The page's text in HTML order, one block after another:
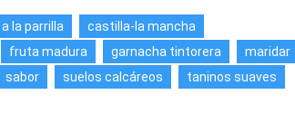
la parrilla
castilla-la mancha
fruta madura garnacha tintorera
maridar
sabor suelos calcáreos
taninos suaves